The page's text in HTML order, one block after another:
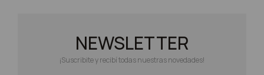
NEWSLETTER
¡Suscribite y recibí todas nuestras novedades!